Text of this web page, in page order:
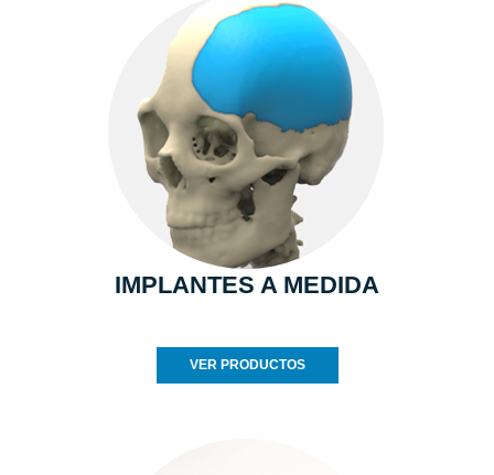
IMPLANTES A MEDIDA
VER PRODUCTOS